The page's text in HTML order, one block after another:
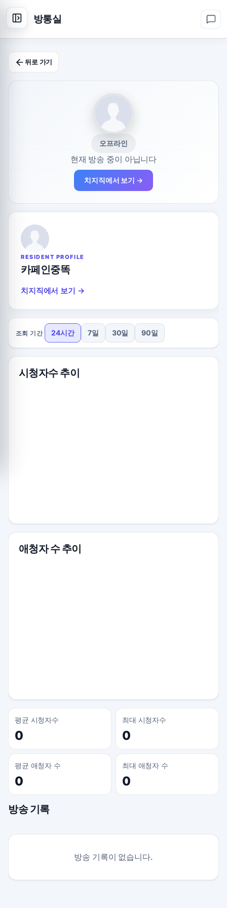
방통실
뒤로 가기
오프라인
현재 방송 중이 아닙니다
치지직에서 보기 →
RESIDENT PROFILE
카페인중똑
치지직에서 보기 →
조회 기간 24시간 7일 30일 90일
시청자수 추이
애청자 수 추이
평균 시청자수
0
최대 시청자수
0
평균 애청자 수
0
최대 애청자 수
0
방송 기록
방송 기록이 없습니다.